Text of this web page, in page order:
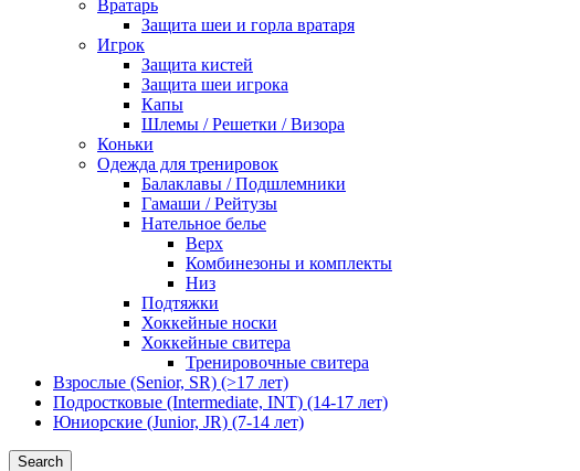
Вратарь
Защита шеи и горла вратаря
Игрок
Защита кистей
Защита шеи игрока
Капы
Шлемы / Решетки / Визора
Коньки
Одежда для тренировок
Балаклавы / Подшлемники
Гамаши / Рейтузы
Нательное белье
Верх
Комбинезоны и комплекты
Низ
Подтяжки
Хоккейные носки
Хоккейные свитера
Тренировочные свитера
Взрослые (Senior, SR) (>17 лет)
Подростковые (Intermediate, INT) (14-17 лет)
Юниорские (Junior, JR) (7-14 лет)
Search